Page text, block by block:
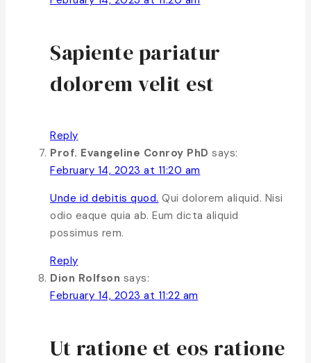
Sapiente pariatur
dolorem velit est
Reply
Prof. Evangeline Conroy PhD says:
February 14, 2023 at 11:20 am
Unde id debitis quod. Qui dolorem aliquid. Nisi
odio eaque quia ab. Eum dicta aliquid
possimus rem.
Reply
Dion Rolfson says:
February 14, 2023 at 11:22 am
Ut ratione et eos ratione